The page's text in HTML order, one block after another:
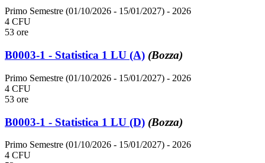
Primo Semestre (01/10/2026 - 15/01/2027) - 2026
4 CFU
53 ore
B0003-1 - Statistica 1 LU (A) (Bozza)
Primo Semestre (01/10/2026 - 15/01/2027) - 2026
4 CFU
53 ore
B0003-1 - Statistica 1 LU (D) (Bozza)
Primo Semestre (01/10/2026 - 15/01/2027) - 2026
4 CFU